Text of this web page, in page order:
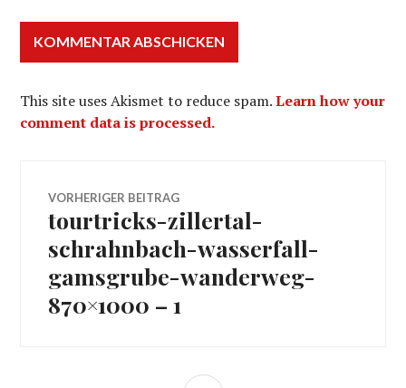
This site uses Akismet to reduce spam.Learn how your
comment data is processed.
Beitragsnavigation
VORHERIGER BEITRAG
Vorheriger
Beitrag:
tourtricks-zillertal-
schrahnbach-wasserfall-
gamsgrube-wanderweg-
870×1000 – 1